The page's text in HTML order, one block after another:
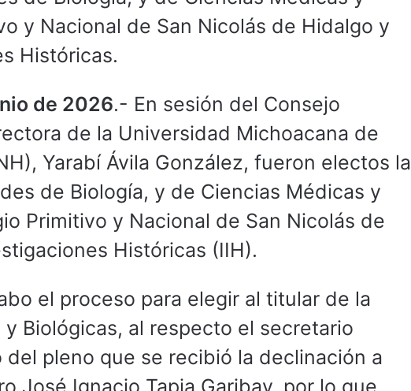
y Nacional de San Nicolás de Hidalgo y
Históricas.
de 2026.- En sesión del Consejo
de la Universidad Michoacana de
Yarabí Ávila González, fueron electos la
de Biología, y de Ciencias Médicas y
Primitivo y Nacional de San Nicolás de
Históricas (IIH).
el proceso para elegir al titular de la
Biológicas, al respecto el secretario
pleno que se recibió la declinación a